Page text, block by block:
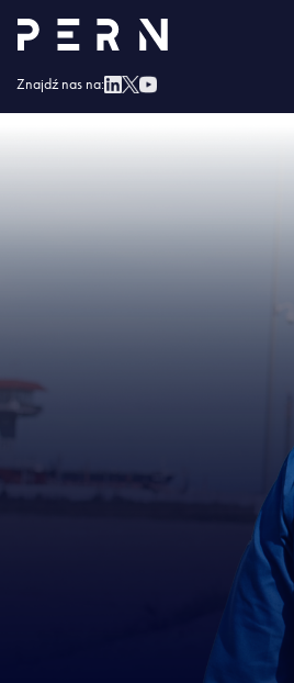
Znajdź nas na:
Strona główna »Naftor otrzymał Świadectwo